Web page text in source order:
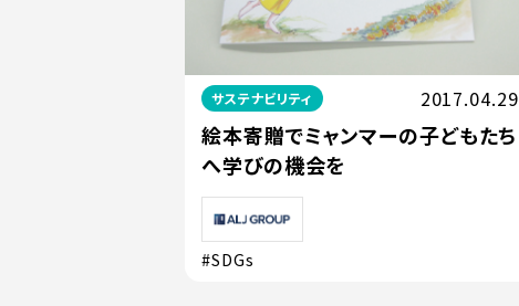
サステナビリティ 2017.04.29
絵本寄贈でミャンマーの子どもたち
へ学びの機会を
#SDGs